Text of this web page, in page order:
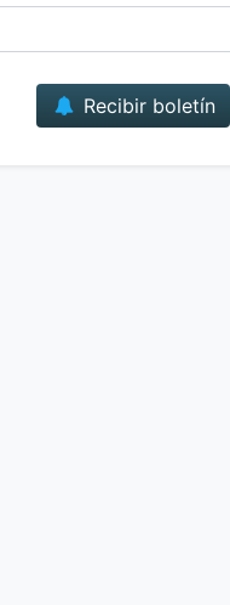
Recibir boletín